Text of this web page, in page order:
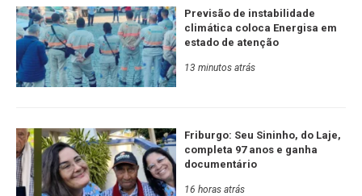
Previsão de instabilidade
climática coloca Energisa em
estado de atenção
13 minutos atrás
Friburgo: Seu Sininho, do Laje,
completa 97 anos e ganha
documentário
16 horas atrás